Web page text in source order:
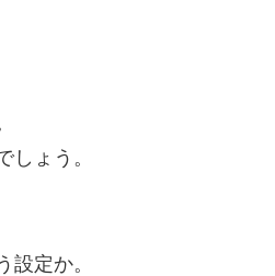
ょう。
定か。